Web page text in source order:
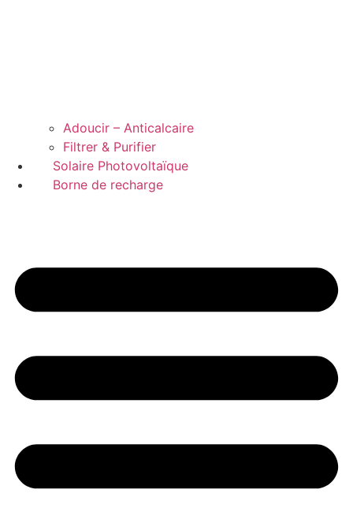
Adoucir – Anticalcaire
Filtrer & Purifier
Solaire Photovoltaïque
Borne de recharge